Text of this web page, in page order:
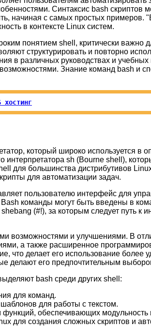
Синтаксис bash
начиная с самых простых примеров.
в контексте Linux систем.
понятием shell, критически
структурировать и повторно
в различных руководствах и
Знание команд bash и
хостинг
который широко используется
интерпретатора sh (Bourne shell),
для большинства дистрибутивов
для автоматизации задач.
пользователю интерфейс для
команды могут быть введены в
(#!), за которым следует путь
возможностями и улучшениями. В
а также расширенное
что делает его использование
делают его предпочтительным
bash среди других shell:
для команд.
для работы с текстом.
обеспечивающих модульность
для создания сложных скриптов и